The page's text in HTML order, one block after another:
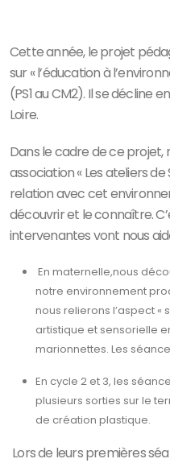
Cette année, le projet
sur « l’éducation à
(PS1 au CM2). Il se décline
Loire.
Dans le cadre de ce projet,
association « Les ateliers
relation avec cet
découvrir et le connaître.
intervenantes vont nous
En maternelle,nous
notre environnement
nous relierons l’aspect «
artistique et sensorielle
marionnettes. Les
En cycle 2 et 3, les
plusieurs sorties sur le
de création plastique.
Lors de leurs premières